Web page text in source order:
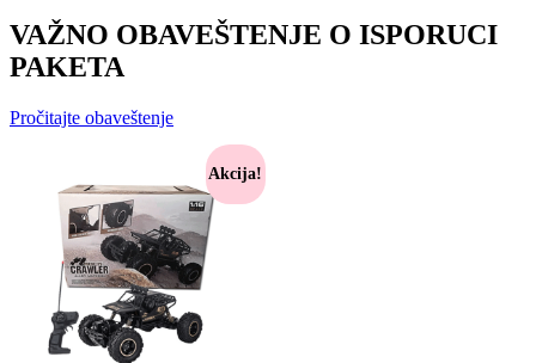
VAŽNO OBAVEŠTENJE O ISPORUCI
PAKETA
Pročitajte obaveštenje
Akcija!